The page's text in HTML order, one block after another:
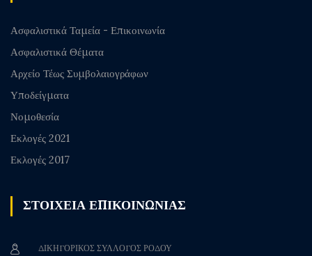
Ασφαλιστικά Ταμεία - Επικοινωνία
Ασφαλιστικά Θέματα
Αρχείο Τέως Συμβολαιογράφων
Υποδείγματα
Νομοθεσία
Εκλογές 2021
Εκλογές 2017
ΣΤΟΙΧΕΙΑ ΕΠΙΚΟΙΝΩΝΙΑΣ
ΔΙΚΗΓΟΡΙΚΟΣ ΣΥΛΛΟΓΟΣ ΡΟΔΟΥ